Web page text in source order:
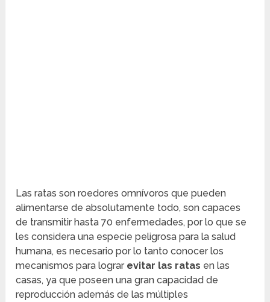
Las ratas son roedores omnívoros que pueden
alimentarse de absolutamente todo, son capaces
de transmitir hasta 70 enfermedades, por lo que se
les considera una especie peligrosa para la salud
humana, es necesario por lo tanto conocer los
mecanismos para lograr evitar las ratas en las
casas, ya que poseen una gran capacidad de
reproducción además de las múltiples